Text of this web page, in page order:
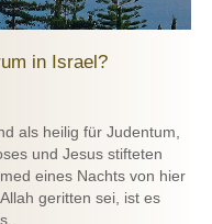
in Israel?
als heilig für Judentum,
und Jesus stifteten
eines Nachts von hier
geritten sei, ist es